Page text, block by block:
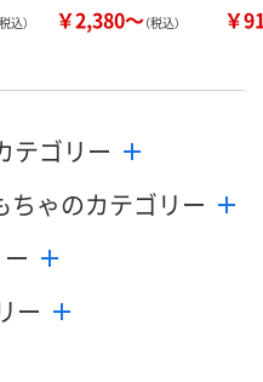
税込） ￥2,380～（税込） ￥
テゴリー
ちゃのカテゴリー
ー